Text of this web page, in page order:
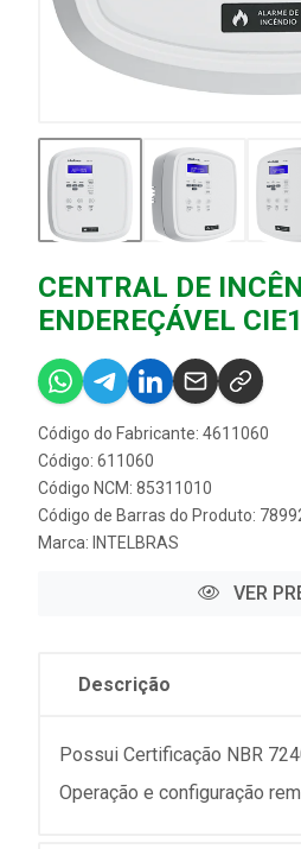
CENTRAL DE
ENDEREÇÁVEL
Código do Fabricante: 4611060
Código: 611060
Código NCM: 85311010
Código de Barras do Produto:
Marca: INTELBRAS
VER
Descrição
Possui Certificação NBR
Operação e configuração